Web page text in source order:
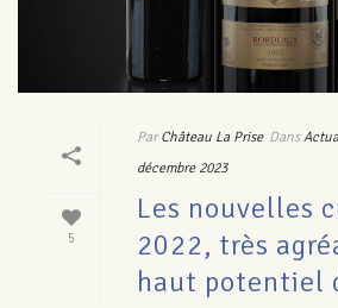
5
Par Château La Prise Dans
décembre 2023
Les nouvelles
2022, très
haut potentiel